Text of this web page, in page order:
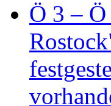
Ö 3 –